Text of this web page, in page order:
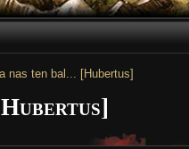
nas ten bal... [Hubertus]